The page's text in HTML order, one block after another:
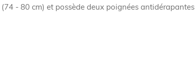
- 80 cm) et possède deux poignées antidérapantes